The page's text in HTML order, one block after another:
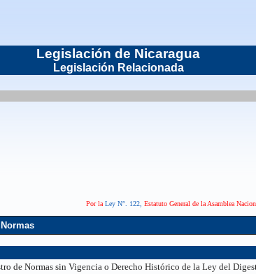
Legislación de Nicaragua
Legislación Relacionada
Por la Ley N°. 122, Estatuto General de la Asamblea
de Normas sin Vigencia o Derecho Histórico de la Ley del